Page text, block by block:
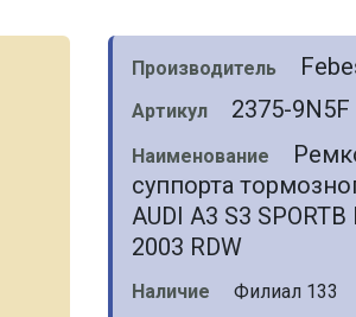
Производитель
Артикул 2375-9N5F
Наименование
суппорта
AUDI A3 S3
2003 RDW
Наличие
Филиал 133